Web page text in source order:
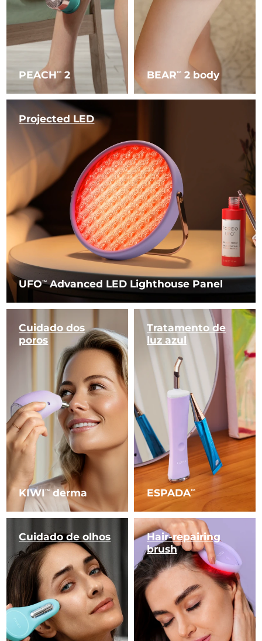
PEACHTM 2 BEARTM 2 body
UFOTMAdvanced LED Lighthouse Panel
Projected LED
KIWITMderma
Cuidado dos
poros
ESPADATM
Tratamentode
luz azul
Cuidado de olhos
Hair-repairing
brush